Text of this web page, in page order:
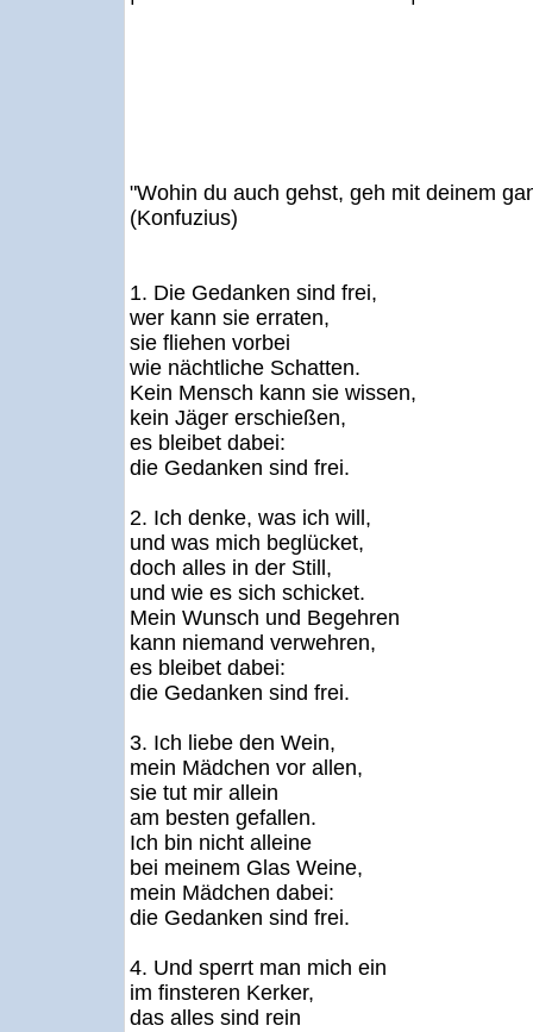
"Wohin du auch gehst, geh mit deinem
(Konfuzius)
1. Die Gedanken sind frei,
wer kann sie erraten,
sie fliehen vorbei
wie nächtliche Schatten.
Kein Mensch kann sie wissen,
kein Jäger erschießen,
es bleibet dabei:
die Gedanken sind frei.
2. Ich denke, was ich will,
und was mich beglücket,
doch alles in der Still,
und wie es sich schicket.
Mein Wunsch und Begehren
kann niemand verwehren,
es bleibet dabei:
die Gedanken sind frei.
3. Ich liebe den Wein,
mein Mädchen vor allen,
sie tut mir allein
am besten gefallen.
Ich bin nicht alleine
bei meinem Glas Weine,
mein Mädchen dabei:
die Gedanken sind frei.
4. Und sperrt man mich ein
im finsteren Kerker,
das alles sind rein